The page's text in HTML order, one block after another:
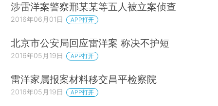
涉雷洋案警察邢某某等五人被立案侦查
2016年06月01日 APP打开
北京市公安局回应雷洋案 称决不护短
2016年05月19日 APP打开
雷洋家属报案材料移交昌平检察院
2016年05月19日 APP打开